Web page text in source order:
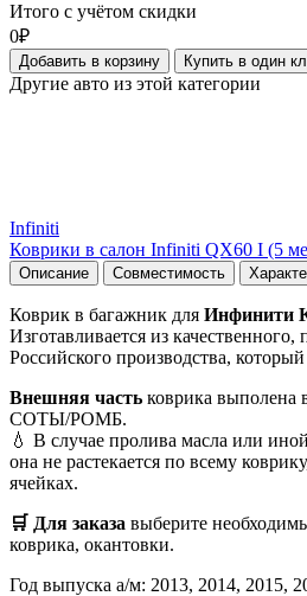
Итого с учётом скидки
0₽
Добавить в корзину Купить в один
Другие авто из этой категории
Infiniti
Коврики в салон Infiniti QX60 I (5
Описание Совместимость
Коврик в багажник для Инфинити
Изготавливается из качественного,
Российского производства,
Внешняя часть коврика выполена
СОТЫ/РОМБ.
💧 В случае пролива масла или
она не растекается по всему
ячейках.
🛒 Для заказа выберите
коврика, окантовки.
Год выпуска а/м: 2013, 2014, 2015,